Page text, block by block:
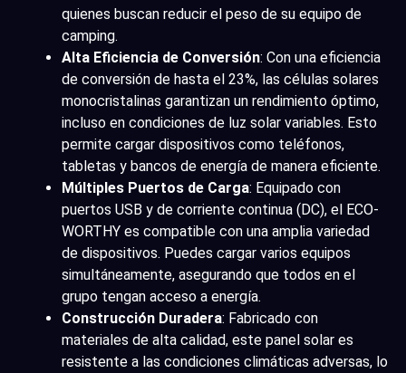
quienes buscan reducir el peso de su equipo de
camping.
Alta Eficiencia de Conversión: Con una eficiencia
de conversión de hasta el 23%, las células solares
monocristalinas garantizan un rendimiento óptimo,
incluso en condiciones de luz solar variables. Esto
permite cargar dispositivos como teléfonos,
tabletas y bancos de energía de manera eficiente.
Múltiples Puertos de Carga: Equipado con
puertos USB y de corriente continua (DC), el ECO-
WORTHY es compatible con una amplia variedad
de dispositivos. Puedes cargar varios equipos
simultáneamente, asegurando que todos en el
grupo tengan acceso a energía.
Construcción Duradera: Fabricado con
materiales de alta calidad, este panel solar es
resistente a las condiciones climáticas adversas, lo